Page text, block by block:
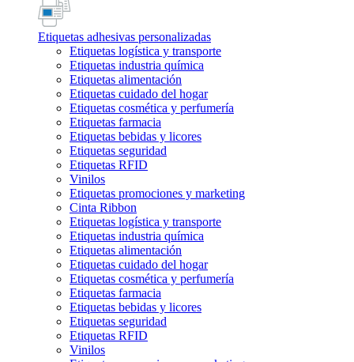
Etiquetas adhesivas personalizadas
Etiquetas logística y transporte
Etiquetas industria química
Etiquetas alimentación
Etiquetas cuidado del hogar
Etiquetas cosmética y perfumería
Etiquetas farmacia
Etiquetas bebidas y licores
Etiquetas seguridad
Etiquetas RFID
Vinilos
Etiquetas promociones y marketing
Cinta Ribbon
Etiquetas logística y transporte
Etiquetas industria química
Etiquetas alimentación
Etiquetas cuidado del hogar
Etiquetas cosmética y perfumería
Etiquetas farmacia
Etiquetas bebidas y licores
Etiquetas seguridad
Etiquetas RFID
Vinilos